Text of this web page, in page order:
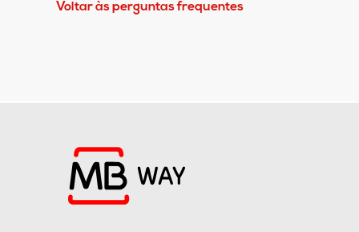
Voltar às perguntas frequentes